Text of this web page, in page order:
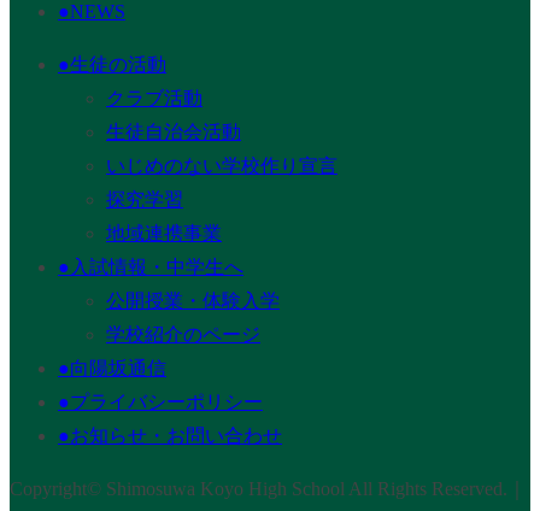
●NEWS
●生徒の活動
クラブ活動
生徒自治会活動
いじめのない学校作り宣言
探究学習
地域連携事業
●入試情報・中学生へ
公開授業・体験入学
学校紹介のページ
●向陽坂通信
●プライバシーポリシー
●お知らせ・お問い合わせ
Copyright© Shimosuwa Koyo High School All Rights Reserved.｜